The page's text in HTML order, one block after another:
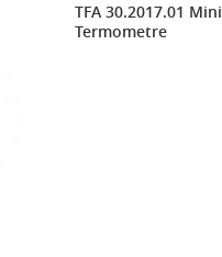
TFA 30.2017.01 Mini
Termometre